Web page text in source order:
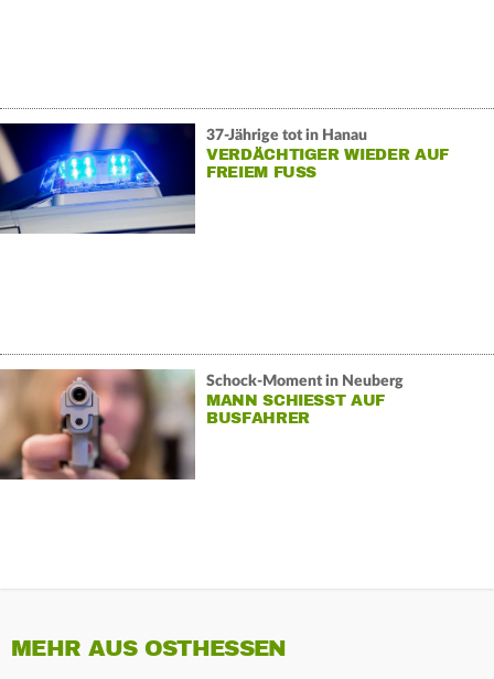
37-Jährige tot in Hanau
VERDÄCHTIGER WIEDER AUF
FREIEM FUSS
Schock-Moment in Neuberg
MANN SCHIESST AUF B
USFAHRER
MEHR AUS OSTHESSEN